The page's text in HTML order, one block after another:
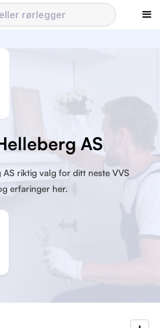
riktig valg for ditt neste VVS
erfaringer her.
AS